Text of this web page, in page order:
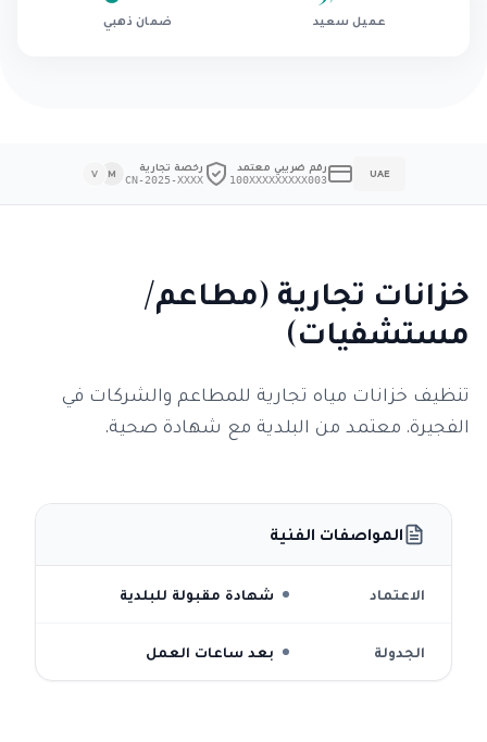
عميل سعيد ضمان ذهبي
UAE رقم ضريبي معتمد
100XXXXXXXXX003
رخصة تجارية
CN-2025-XXXX
M
V
خزانات تجارية (مطاعم/
مستشفيات)
تنظيف خزانات مياه تجارية للمطاعم والشركات في
الفجيرة. معتمد من البلدية مع شهادة صحية.
المواصفات الفنية
الاعتماد شهادة مقبولة للبلدية
الجدولة بعد ساعات العمل